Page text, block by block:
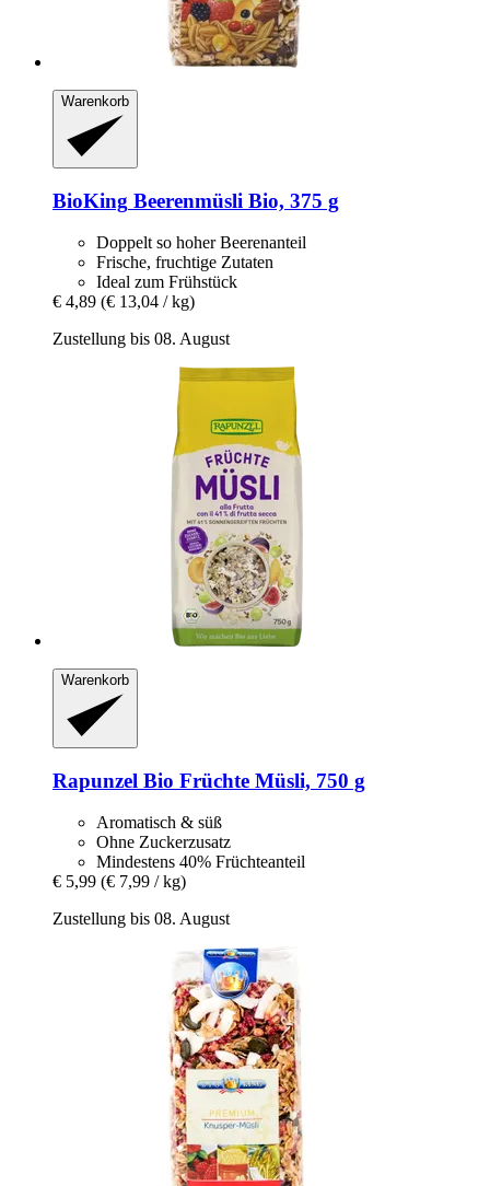
Warenkorb
BioKing Beerenmüsli Bio, 375 g
Doppelt so hoher Beerenanteil
Frische, fruchtige Zutaten
Ideal zum Frühstück
€ 4,89 (€ 13,04 / kg)
Zustellung bis 08. August
Warenkorb
Rapunzel Bio Früchte Müsli, 750 g
Aromatisch & süß
Ohne Zuckerzusatz
Mindestens 40% Früchteanteil
€ 5,99 (€ 7,99 / kg)
Zustellung bis 08. August